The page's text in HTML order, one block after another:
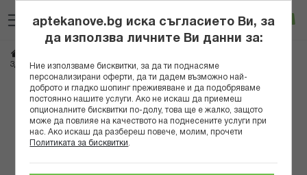
към
съдържанието
Вход
ЗДРАВЕ АКТИВ ШАМПОАН ПРОТИВ ПЪРХОТ С ХУМА 200МЛ
Преминете
края
aptekanove.bg иска съгласието Ви, за
да използва личните Ви данни за:
Ние използваме бисквитки, за да ти поднасяме
персонализирани оферти, да ти дадем възможно най-
доброто и гладко шопинг преживяване и да подобряваме
постоянно нашите услуги. Ако не искаш да приемеш
опционалните бисквитки по-долу, това ще е жалко, защото
може да повлияе на качеството на поднесените услуги при
нас. Ако искаш да разбереш повече, молим, прочети
Политиката за бисквитки